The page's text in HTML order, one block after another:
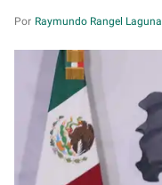
Raymundo Rangel Laguna